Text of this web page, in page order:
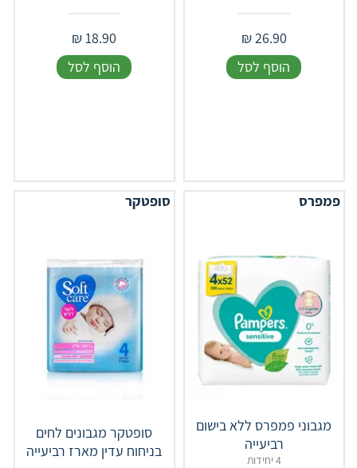
26.90
₪
הוסף לסל
18.90
₪
הוסף לסל
פמפרס
מגבוני פמפרס ללא בישום
רביעייה
4 יחידות
סופטקר
סופטקר מגבונים לחים
בניחוח עדין מארז רביעייה